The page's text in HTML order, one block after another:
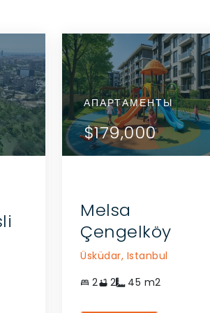
РЕЗИДЕНЦИЯ
$156,000
АПАРТАМЕНТЫ
$190,000
АПАРТАМЕНТЫ
$179,000
Melsa
Çengelköy
Üsküdar, Istanbul
2
2 45 m2
ПОСМОТРЕТЬ
ДЕТАЛИ
СВЯЗАТЬСЯ С
АГЕНТОМ